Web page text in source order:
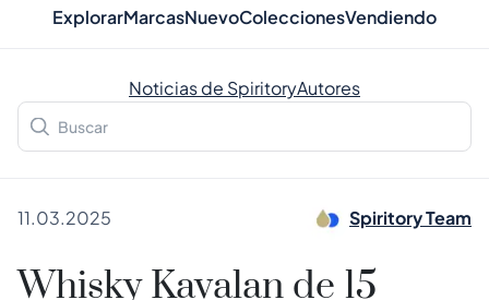
ExplorarMarcasNuevoColeccionesVendiendo
Noticias de SpiritoryAutores
11.03.2025 Spiritory Team
Whisky Kavalan de 15